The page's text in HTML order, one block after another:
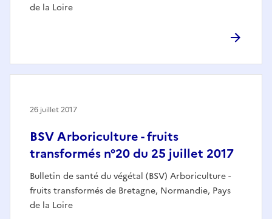
de la Loire
BSV Arboriculture - fruits
transformés n°20 du 25 juillet 2017
Bulletin de santé du végétal (BSV) Arboriculture -
fruits transformés de Bretagne, Normandie, Pays
de la Loire
26 juillet 2017